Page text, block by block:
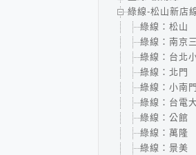
綠線-松山新店
綠線：松山
綠線：南京
綠線：台北
綠線：北門
綠線：小南門
綠線：台電
綠線：公館
綠線：萬隆
綠線：景美